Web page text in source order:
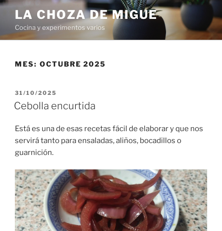
Saltar
contenido
LA CHOZA DE MIGUE
Cocina y experimentos varios
MES: OCTUBRE 2025
PUBLICADO
EL
31/10/2025
Cebolla encurtida
Está es una de esas recetas fácil de elaborar y que nos
servirá tanto para ensaladas, aliños, bocadillos o
guarnición.